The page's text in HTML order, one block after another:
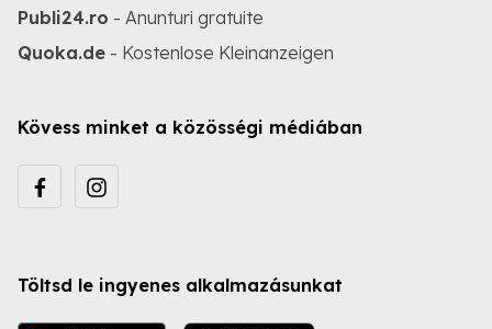
Publi24.ro - Anunturi gratuite
Quoka.de - Kostenlose Kleinanzeigen
Kövess minket a közösségi médiában
Töltsd le ingyenes alkalmazásunkat